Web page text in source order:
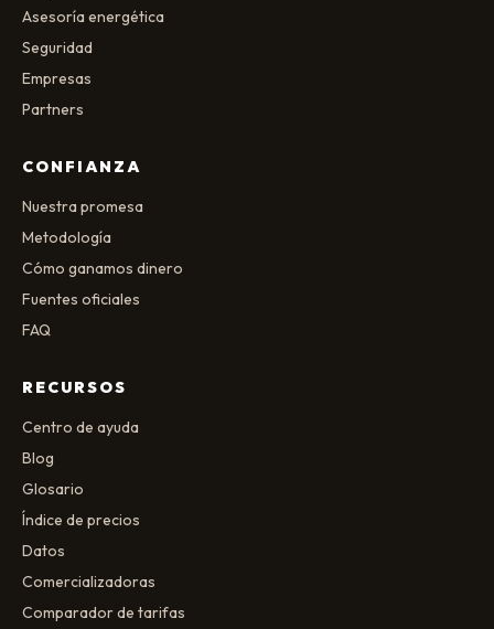
Asesoría energética
Seguridad
Empresas
Partners
CONFIANZA
Nuestra promesa
Metodología
Cómo ganamos dinero
Fuentes oficiales
FAQ
RECURSOS
Centro de ayuda
Blog
Glosario
Índice de precios
Datos
Comercializadoras
Comparador de tarifas